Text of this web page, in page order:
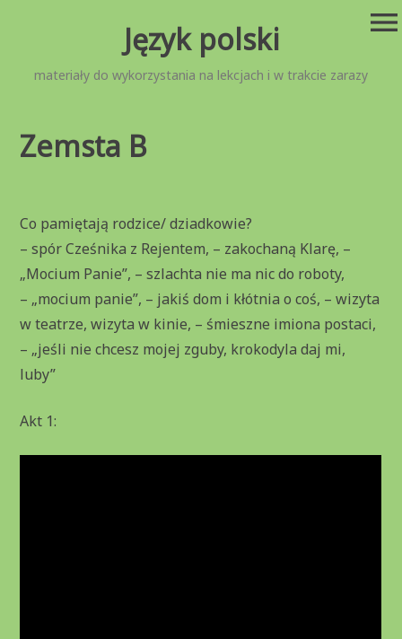
Język polski
materiały do wykorzystania na lekcjach i w trakcie zarazy
menu
Zemsta B
Co pamiętają rodzice/ dziadkowie?
– spór Cześnika z Rejentem, – zakochaną Klarę, –
„Mocium Panie”, – szlachta nie ma nic do roboty,
– „mocium panie”, – jakiś dom i kłótnia o coś, – wizyta
w teatrze, wizyta w kinie, – śmieszne imiona postaci,
– „jeśli nie chcesz mojej zguby, krokodyla daj mi,
luby”
Akt 1: